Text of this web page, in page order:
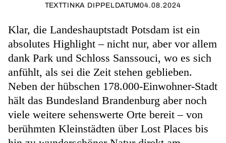
TEXTTINKA DIPPELDATUM04.08.2024
Klar, die Landeshauptstadt Potsdam ist ein
absolutes Highlight – nicht nur, aber vor allem
dank Park und Schloss Sanssouci, wo es sich
anfühlt, als sei die Zeit stehen geblieben.
Neben der hübschen 178.000-Einwohner-Stadt
hält das Bundesland Brandenburg aber noch
viele weitere sehenswerte Orte bereit – von
berühmten Kleinstädten über Lost Places bis